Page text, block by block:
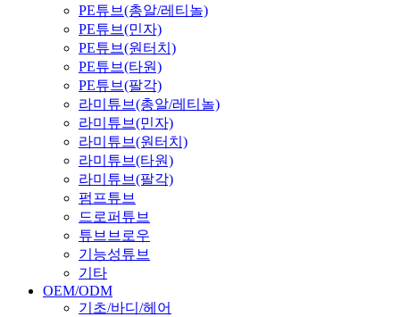
PE튜브(총알/레티놀)
PE튜브(민자)
PE튜브(원터치)
PE튜브(타원)
PE튜브(팔각)
라미튜브(총알/레티놀)
라미튜브(민자)
라미튜브(원터치)
라미튜브(타원)
라미튜브(팔각)
펌프튜브
드로퍼튜브
튜브브로우
기능성튜브
기타
OEM/ODM
기초/바디/헤어